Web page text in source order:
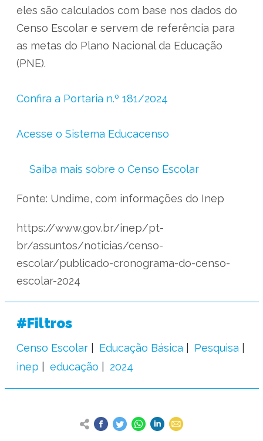
eles são calculados com base nos dados do
Censo Escolar e servem de referência para
as metas do Plano Nacional da Educação
(PNE).
Confira a Portaria n.º 181/2024
Acesse o Sistema Educacenso
Saiba mais sobre o Censo Escolar
Fonte: Undime, com informações do Inep
https://www.gov.br/inep/pt-
br/assuntos/noticias/censo-
escolar/publicado-cronograma-do-censo-
escolar-2024
#Filtros
Censo Escolar Educação Básica
Pesquisa
inep
educação 2024